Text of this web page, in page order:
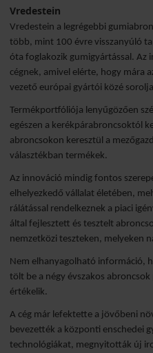
Vredestein
Vredestein a legrégebbi
több, mint 100 évre visszanyúló
óta foglakozik gumigyártással. Az
cégnek, amivel elérte, hogy mára
vezető európai gyártói közé
Termékportfóliója lenyűgözően
egészen a kerékpárabroncsoktól
abroncsokon keresztül a
választékban termékek.
Az innováció mindig fontos
elhelyezkedő vállalat életében,
rálátással rendelkeznek a piaci
által fejlesztett és tesztelt
nemzetközi teszteken, melyeken
Nem elhanyagolható információ,
tölt be a négy évszakos
értékelik.
A cég már lefektette a jövőbeni
bevezették a központi enschedei
technológiákat, megnyitották új